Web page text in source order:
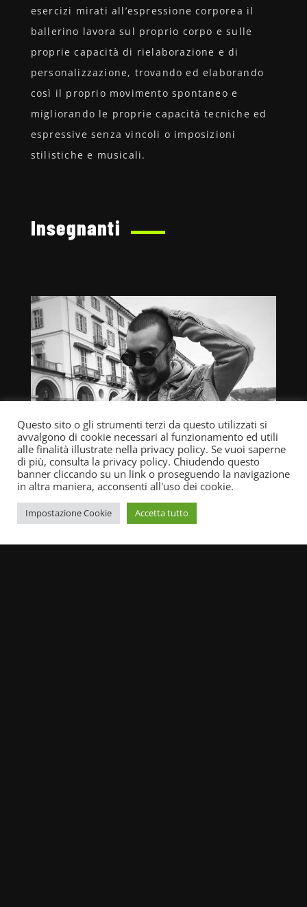
esercizi mirati all’espressione corporea il
ballerino lavora sul proprio corpo e sulle
proprie capacità di rielaborazione e di
personalizzazione, trovando ed elaborando
così il proprio movimento spontaneo e
migliorando le proprie capacità tecniche ed
espressive senza vincoli o imposizioni
stilistiche e musicali.
Insegnanti
Questo sito o gli strumenti terzi da questo utilizzati si
avvalgono di cookie necessari al funzionamento ed utili
alle finalità illustrate nella privacy policy. Se vuoi saperne
di più, consulta la privacy policy. Chiudendo questo
banner cliccando su un link o proseguendo la navigazione
in altra maniera, acconsenti all'uso dei cookie.
Impostazione Cookie Accetta tutto